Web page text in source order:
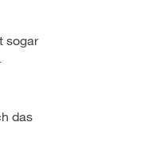
sogar
das